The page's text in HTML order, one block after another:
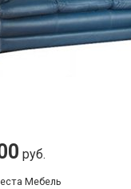
руб.
Мебель